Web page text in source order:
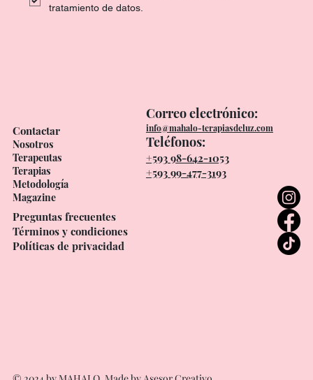
tratamiento de datos.
Nosotros
Terapeutas
Terapias
Metodología
Magazine
Contactar
Preguntas frecuentes
Términos y condiciones
Políticas de privacidad
Correo electrónico:
info@mahalo-terapiasdeluz.com
Teléfonos:
+593 98-642-1053
+593 99-477-3193